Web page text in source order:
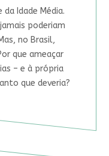
Idade Média.
poderiam
no Brasil,
que ameaçar
– e à própria
que deveria?